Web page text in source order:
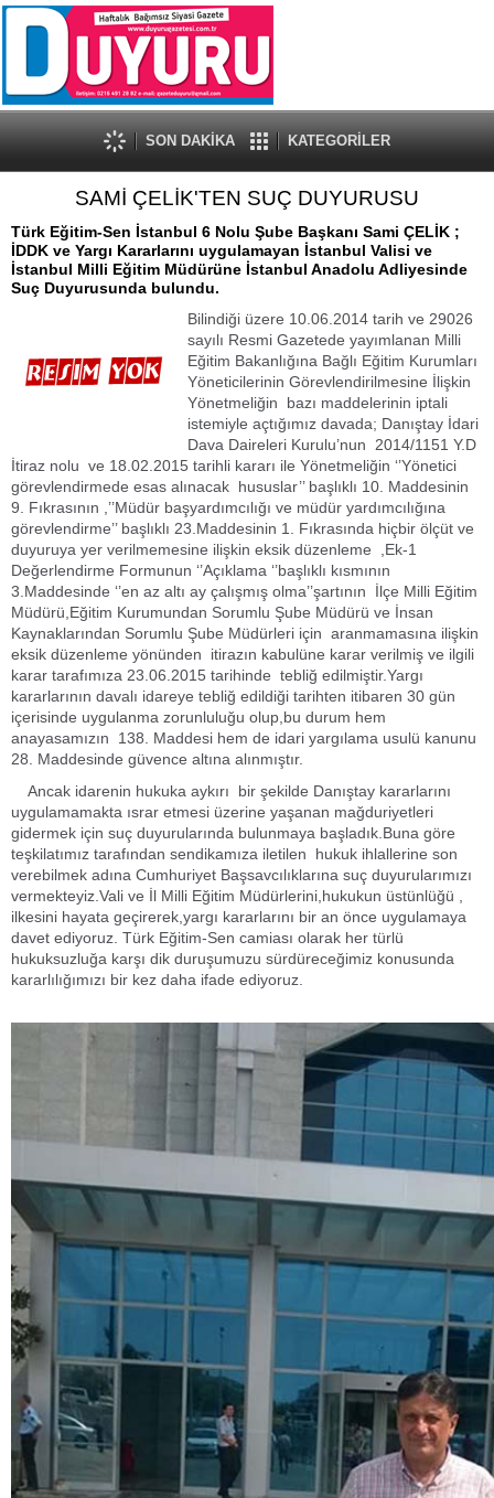
SON DAKİKA KATEGORİLER
SAMİ ÇELİK'TEN SUÇ DUYURUSU
Türk Eğitim-Sen İstanbul 6 Nolu Şube Başkanı Sami ÇELİK ;
İDDK ve Yargı Kararlarını uygulamayan İstanbul Valisi ve
İstanbul Milli Eğitim Müdürüne İstanbul Anadolu Adliyesinde
Suç Duyurusunda bulundu.
Bilindiği üzere 10.06.2014 tarih ve 29026
sayılı Resmi Gazetede yayımlanan Milli
Eğitim Bakanlığına Bağlı Eğitim Kurumları
Yöneticilerinin Görevlendirilmesine İlişkin
Yönetmeliğin bazı maddelerinin iptali
istemiyle açtığımız davada; Danıştay İdari
Dava Daireleri Kurulu’nun 2014/1151 Y.D
İtiraz nolu ve 18.02.2015 tarihli kararı ile Yönetmeliğin ‘’Yönetici
görevlendirmede esas alınacak hususlar’’ başlıklı 10. Maddesinin
9. Fıkrasının ,’’Müdür başyardımcılığı ve müdür yardımcılığına
görevlendirme’’ başlıklı 23.Maddesinin 1. Fıkrasında hiçbir ölçüt ve
duyuruya yer verilmemesine ilişkin eksik düzenleme ,Ek-1
Değerlendirme Formunun ‘’Açıklama ‘’başlıklı kısmının
3.Maddesinde ‘’en az altı ay çalışmış olma’’şartının İlçe Milli Eğitim
Müdürü,Eğitim Kurumundan Sorumlu Şube Müdürü ve İnsan
Kaynaklarından Sorumlu Şube Müdürleri için aranmamasına ilişkin
eksik düzenleme yönünden itirazın kabulüne karar verilmiş ve ilgili
karar tarafımıza 23.06.2015 tarihinde tebliğ edilmiştir.Yargı
kararlarının davalı idareye tebliğ edildiği tarihten itibaren 30 gün
içerisinde uygulanma zorunluluğu olup,bu durum hem
anayasamızın 138. Maddesi hem de idari yargılama usulü kanunu
28. Maddesinde güvence altına alınmıştır.
Ancak idarenin hukuka aykırı bir şekilde Danıştay kararlarını
uygulamamakta ısrar etmesi üzerine yaşanan mağduriyetleri
gidermek için suç duyurularında bulunmaya başladık.Buna göre
teşkilatımız tarafından sendikamıza iletilen hukuk ihlallerine son
verebilmek adına Cumhuriyet Başsavcılıklarına suç duyurularımızı
vermekteyiz.Vali ve İl Milli Eğitim Müdürlerini,hukukun üstünlüğü ,
ilkesini hayata geçirerek,yargı kararlarını bir an önce uygulamaya
davet ediyoruz. Türk Eğitim-Sen camiası olarak her türlü
hukuksuzluğa karşı dik duruşumuzu sürdüreceğimiz konusunda
kararlılığımızı bir kez daha ifade ediyoruz.